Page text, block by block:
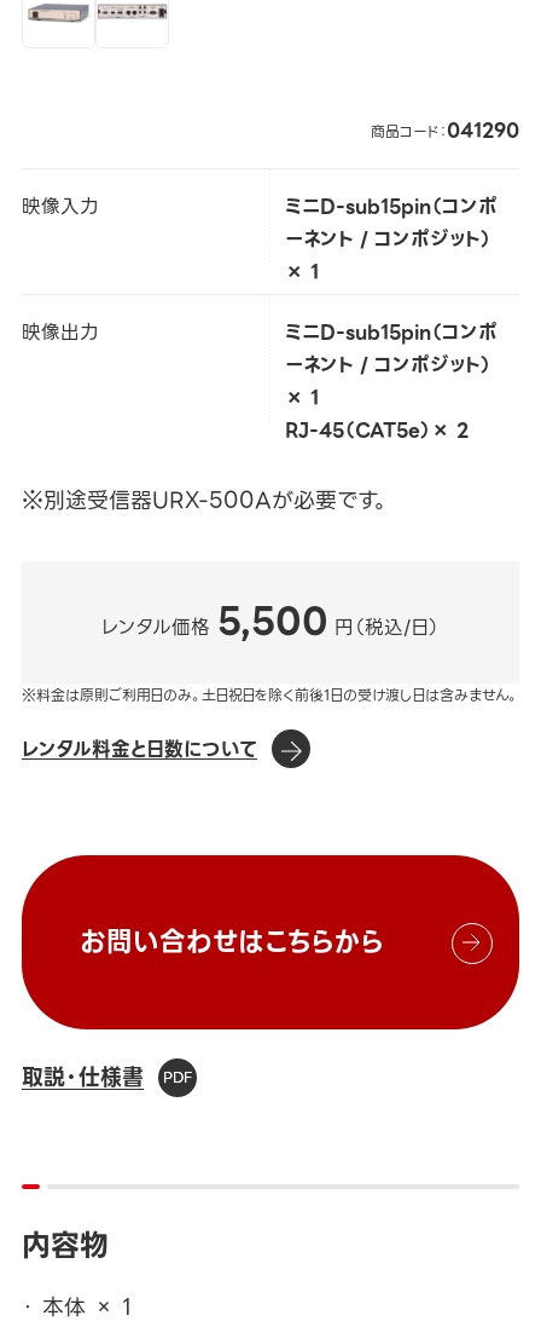
商品コード：041290
映像入力
ミニD-sub15pin（コンポ
ーネント / コンポジット）
× 1
映像出力
ミニD-sub15pin（コンポ
ーネント / コンポジット）
× 1
RJ-45（CAT5e）× 2
※別途受信器URX-500Aが必要です。
レンタル価格 5,500 円（税込/日）
※料金は原則ご利用日のみ。土日祝日を除く前後1日の受け渡し日は含みません。
レンタル料金と日数について
お問い合わせはこちらから
取説・仕様書
内容物
本体 × 1